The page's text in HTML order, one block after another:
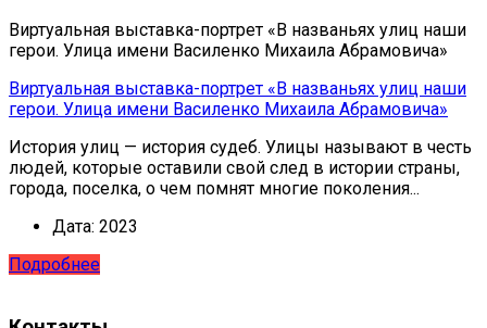
Виртуальная выставка-портрет «В названьях улиц наши
герои. Улица имени Василенко Михаила Абрамовича»
Виртуальная выставка-портрет «В названьях улиц наши
герои. Улица имени Василенко Михаила Абрамовича»
История улиц — история судеб. Улицы называют в честь
людей, которые оставили свой след в истории страны,
города, поселка, о чем помнят многие поколения...
Дата: 2023
Подробнее